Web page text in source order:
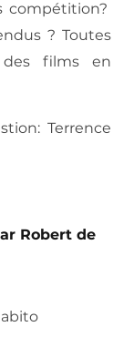
compétition?
? Toutes
films en
Terrence
Robert de